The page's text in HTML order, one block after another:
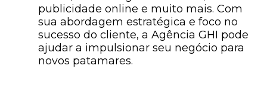
publicidade online e muito mais. Com
sua abordagem estratégica e foco no
sucesso do cliente, a Agência GHI pode
ajudar a impulsionar seu negócio para
novos patamares.